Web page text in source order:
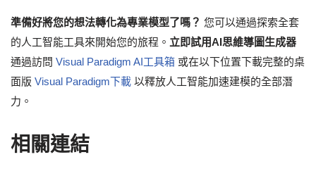
準備好將您的想法轉化為專業模型了嗎？ 您可以通過探索全套
的人工智能工具來開始您的旅程。 立即試用AI思維導圖生成器
通過訪問 Visual Paradigm AI工具箱 或在以下位置下載完整的桌
面版 Visual Paradigm下載 以釋放人工智能加速建模的全部潛
力。
相關連結